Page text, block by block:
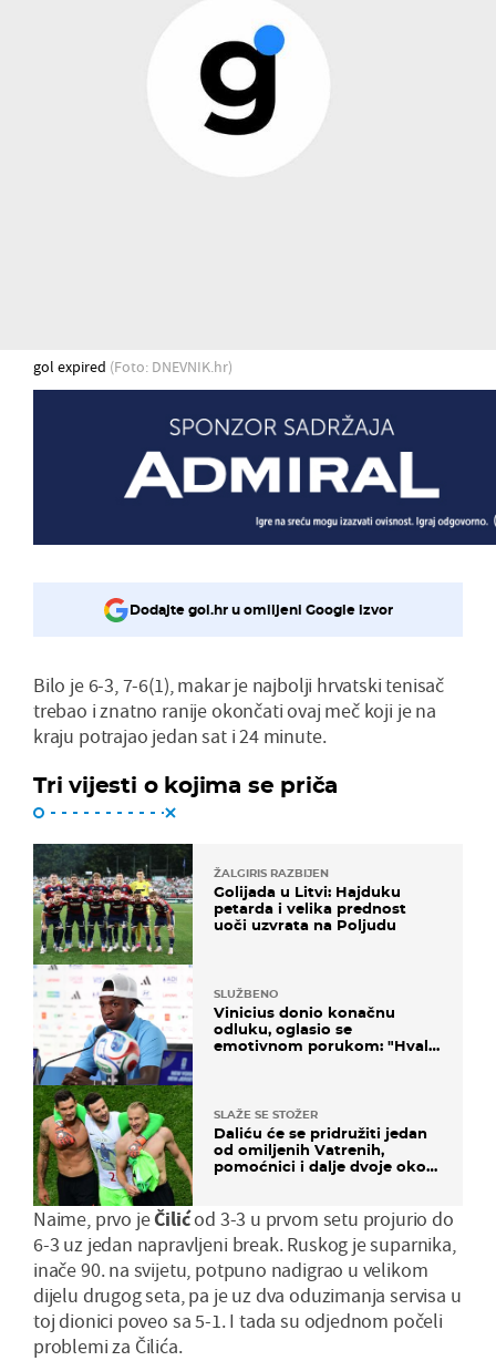
gol expired (Foto: DNEVNIK.hr)
Dodajte gol.hr u omiljeni Google izvor
Bilo je 6-3, 7-6(1), makar je najbolji hrvatski tenisač
trebao i znatno ranije okončati ovaj meč koji je na
kraju potrajao jedan sat i 24 minute.
Tri vijesti o kojima se priča
ŽALGIRIS RAZBIJEN
Golijada u Litvi: Hajduku
petarda i velika prednost
uoči uzvrata na Poljudu
SLUŽBENO
Vinicius donio konačnu
odluku, oglasio se
emotivnom porukom: "Hvala
SLAŽE SE STOŽER
Daliću će se pridružiti jedan
od omiljenih Vatrenih,
pomoćnici i dalje dvoje oko
Naime, prvo jeČilićod 3-3 u prvom setu projurio do
6-3 uz jedan napravljeni break. Ruskog je suparnika,
inače 90. na svijetu, potpuno nadigrao u velikom
dijelu drugog seta, pa je uz dva oduzimanja servisa u
toj dionici poveo sa 5-1. I tada su odjednom počeli
problemi za Čilića.